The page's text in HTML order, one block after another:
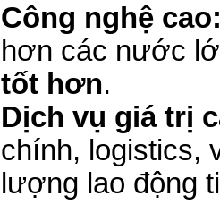
Công nghệ
hơn các nước
tốt hơn.
Dịch vụ giá trị
chính, logistics,
lượng lao động